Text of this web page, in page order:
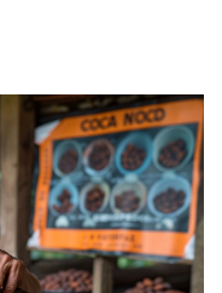
striktně
si její plnou chuť.